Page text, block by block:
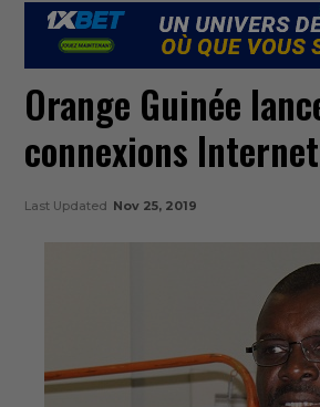
Orange Guinée
connexions
Last Updated Nov 25, 2019